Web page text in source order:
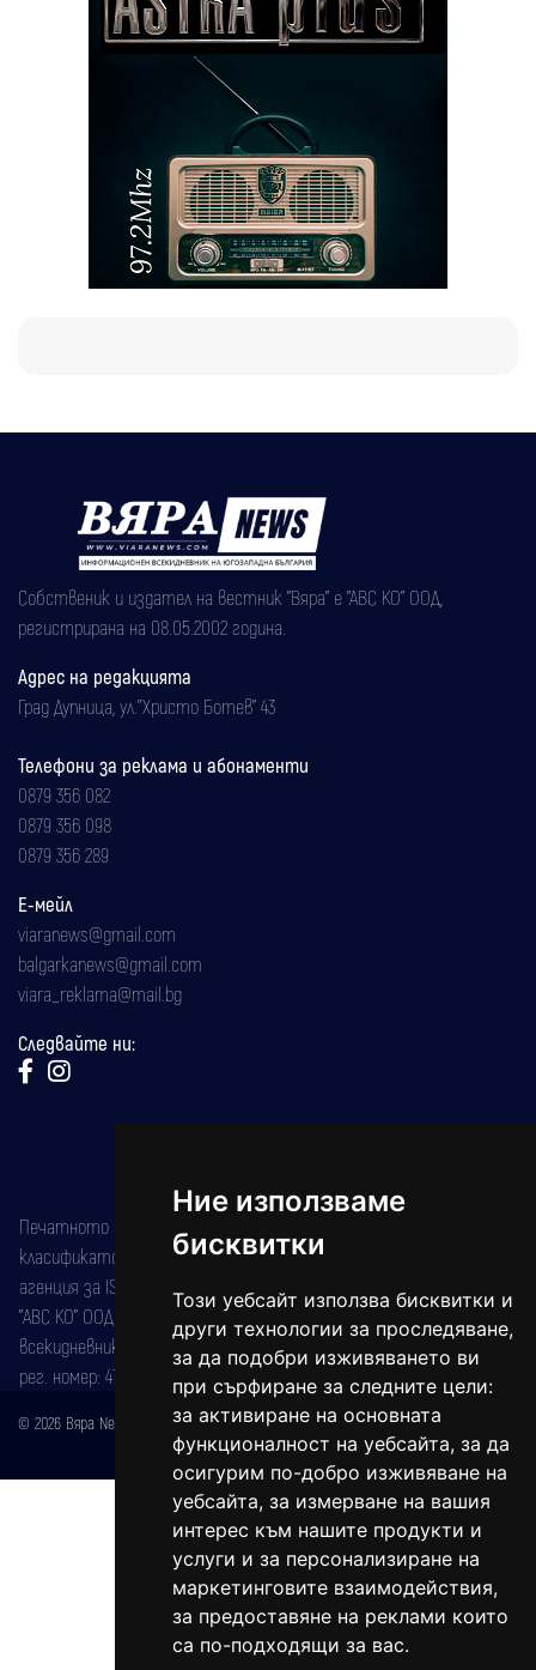
Ние използваме
бисквитки
Този уебсайт използва бисквитки и
други технологии за проследяване,
за да подобри изживяването ви
при сърфиране за следните цели:
за активиране на основната
функционалност на уебсайта, за да
осигурим по-добро изживяване на
уебсайта, за измерване на вашия
интерес към нашите продукти и
услуги и за персонализиране на
маркетинговите взаимодействия,
за предоставяне на реклами които
са по-подходящи за вас.
Собственик и издател на вестник "Вяра" е "АВС КО" ООД,
регистрирана на 08.05.2002 година.
Адрес на редакцията
Град Дупница, ул.''Христо Ботев" 43
Телефони за реклама и абонаменти
0879 356 082
0879 356 098
0879 356 289
Е-мейл
viaranews@gmail.com
balgarkanews@gmail.com
viara_reklama@mail.bg
Следвайте ни:
Печатното издание на вестника е регистрирано в националния
класификатор на печатните издания (Българска национална
агенция за ISSN) под номер: ISSN 1312-4722.
"АВС КО" ООД е притежател на марката: Вяра информационен
всекидневник на югозападна България, със свидетелство за марка
рег. номер: 47857/11.05.2004 година.
© 2026 Вяра News Всички права запазени!
Created byDREAMmedia Creative Studio